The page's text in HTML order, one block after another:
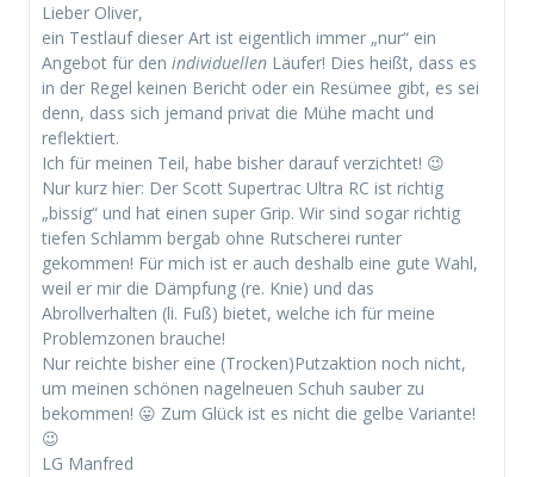
Lieber Oliver,
ein Testlauf dieser Art ist eigentlich immer „nur“ ein
Angebot für den individuellen Läufer! Dies heißt, dass es
in der Regel keinen Bericht oder ein Resümee gibt, es sei
denn, dass sich jemand privat die Mühe macht und
reflektiert.
Ich für meinen Teil, habe bisher darauf verzichtet! 😉
Nur kurz hier: Der Scott Supertrac Ultra RC ist richtig
„bissig“ und hat einen super Grip. Wir sind sogar richtig
tiefen Schlamm bergab ohne Rutscherei runter
gekommen! Für mich ist er auch deshalb eine gute Wahl,
weil er mir die Dämpfung (re. Knie) und das
Abrollverhalten (li. Fuß) bietet, welche ich für meine
Problemzonen brauche!
Nur reichte bisher eine (Trocken)Putzaktion noch nicht,
um meinen schönen nagelneuen Schuh sauber zu
bekommen! 😛 Zum Glück ist es nicht die gelbe Variante!
😉
LG Manfred